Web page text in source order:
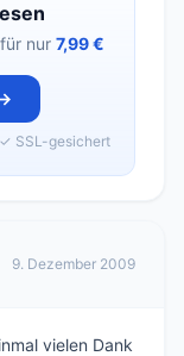
nur 7,99 €
SSL-gesichert
9. Dezember 2009
vielen Dank